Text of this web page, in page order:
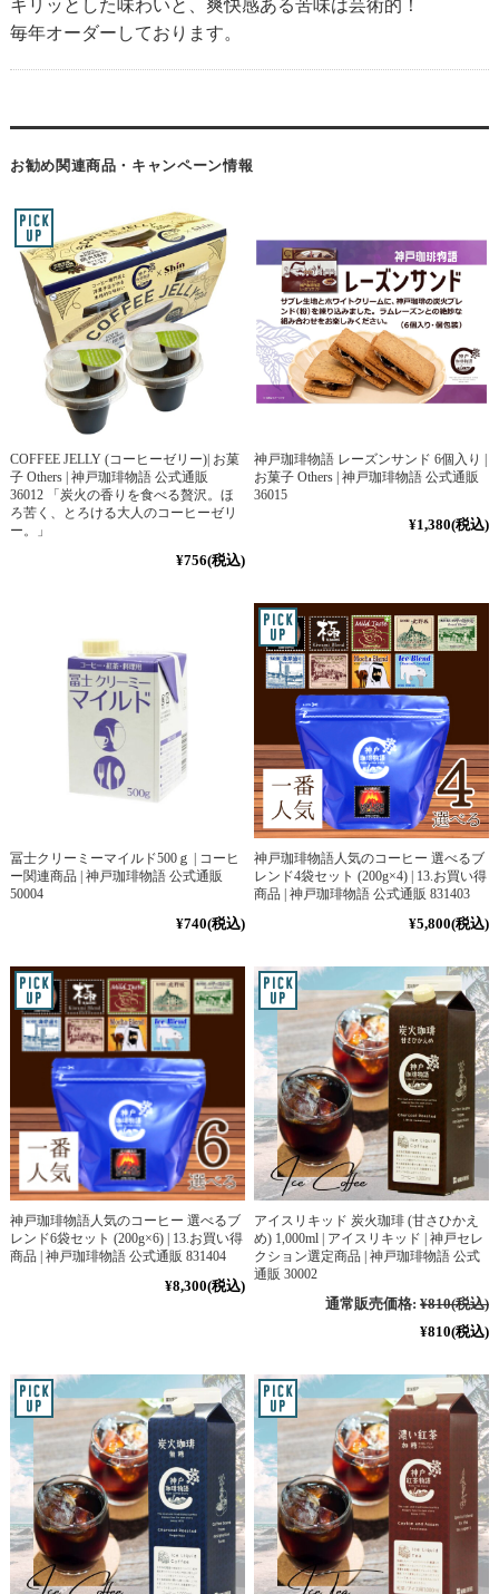
キリッとした味わいと、爽快感ある苦味は芸術的！
毎年オーダーしております。
お勧め関連商品・キャンペーン情報
COFFEE JELLY (コーヒーゼリー)| お菓
子 Others | 神戸珈琲物語 公式通販
36012 「炭火の香りを食べる贅沢。ほ
ろ苦く、とろける大人のコーヒーゼリ
ー。」
¥756(税込)
神戸珈琲物語 レーズンサンド 6個入り |
お菓子 Others | 神戸珈琲物語 公式通販
36015
¥1,380(税込)
冨士クリーミーマイルド500ｇ | コーヒ
ー関連商品 | 神戸珈琲物語 公式通販
50004
¥740(税込)
神戸珈琲物語人気のコーヒー 選べるブ
レンド4袋セット (200g×4) | 13.お買い得
商品 | 神戸珈琲物語 公式通販 831403
¥5,800(税込)
神戸珈琲物語人気のコーヒー 選べるブ
レンド6袋セット (200g×6) | 13.お買い得
商品 | 神戸珈琲物語 公式通販 831404
¥8,300(税込)
アイスリキッド 炭火珈琲 (甘さひかえ
め) 1,000ml | アイスリキッド | 神戸セレ
クション選定商品 | 神戸珈琲物語 公式
通販 30002
通常販売価格: ¥810(税込)
¥810(税込)